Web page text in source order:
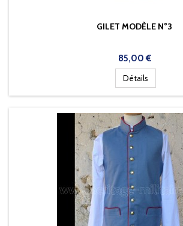
GILET MODÈLE N°3
Prix
85,00 €
Détails